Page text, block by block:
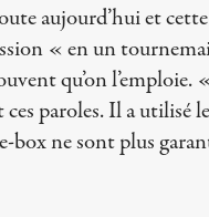
aujourd’hui et
« en un
qu’on
paroles. Il a utilisé
ne sont plus